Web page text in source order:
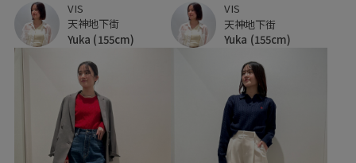
VIS
天神地下街
Yuka (155cm)
VIS
天神地下街
Yuka (155cm)